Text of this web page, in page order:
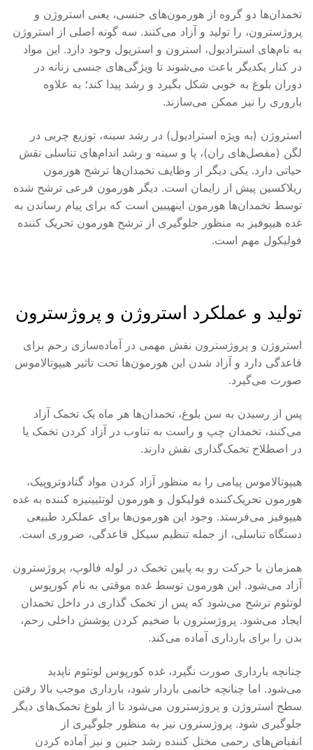
تخمدان‌ها دو گروه از هورمون‌های جنسی، یعنی استروژن و
پروژسترون، را تولید و آزاد می‌کنند. سه گونه اصلی از استروژن
به نام‌های استرادیول، استرون و استریول وجود دارد. این مواد
در کنار یکدیگر باعث می‌شوند تا ویژگی‌های جنسی زنانه در
دوران بلوغ به خوبی شکل بگیرد و رشد پیدا کند؛ به علاوه
باروری را نیز ممکن می‌سازند.
استروژن (به ویژه استرادیول) در رشد سینه، توزیع چربی در
لگن (مفصل‌های ران)، پا و سینه و رشد اندام‌های تناسلی نقش
حیاتی دارد. یکی دیگر از وظایف تخمدان‌ها ترشح هورمون
ریلاکسین پیش از زایمان است. دیگر هورمون فرعی ترشح شده
توسط تخمدان‌ها هورمون اینهیبین است که برای پیام رساندن به
غده هیپوفیز به منظور جلوگیری از ترشح هورمون تحریک کننده
فولیکول مهم است.
تولید و عملکرد استروژن و پروژسترون
استروژن و پروژسترون نقش مهمی در آماده‌سازی رحم برای
قاعدگی دارد و آزاد شدن این هورمون‌ها تحت تاثیر هیپوتالاموس
صورت می‌گیرد.
پس از رسیدن به سن بلوغ، تخمدان‌ها هر ماه یک تخمک آزاد
می‌کنند، تخمدان چپ و راست به تناوب در آزاد کردن تخمک یا
در اصطلاح تخمک‌گذاری نقش دارند.
هیپوتالاموس پیامی را به منظور آزاد کردن مواد گنادوتروپیک،
هورمون تحریک‌کننده فولیکول و هورمون لوتئیینیزه کننده به غده
هیپوفیز می‌فرستد. وجود این هورمون‌ها برای عملکرد طبیعی
دستگاه تناسلی، از جمله تنظیم سیکل قاعدگی، ضروری است.
همزمان با حرکت رو به پایین تخمک در لوله فالوپ، پروژسترون
آزاد می‌شود. این هورمون توسط غده موقتی به نام کورپوس
لوتئوم ترشح می‌شود که پس از تخمک گذاری در داخل تخمدان
ایجاد می‌شود. پروژسترون با ضخیم کردن پوشش داخلی رحم،
بدن را برای بارداری آماده می‌کند.
چنانچه بارداری صورت نگیرد، غده کورپوس لوتئوم ناپدید
می‌شود. اما چنانچه خانمی باردار شود، بارداری موجب بالا رفتن
سطح استروژن و پروژسترون می‌شود تا از بلوغ تخمک‌های دیگر
جلوگیری شود. پروژسترون نیز به منظور جلوگیری از
انقباض‌های رحمی مختل کننده رشد جنین و نیز آماده کردن